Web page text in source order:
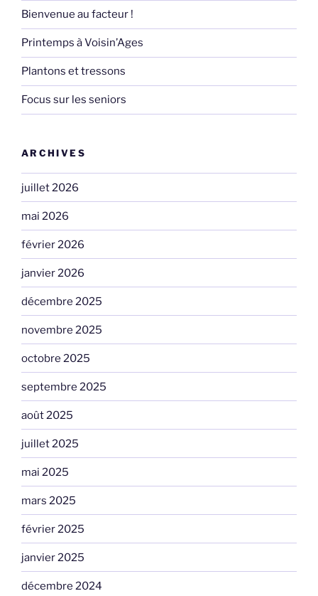
Bienvenue au facteur !
Printemps à Voisin’Ages
Plantons et tressons
Focus sur les seniors
ARCHIVES
juillet 2026
mai 2026
février 2026
janvier 2026
décembre 2025
novembre 2025
octobre 2025
septembre 2025
août 2025
juillet 2025
mai 2025
mars 2025
février 2025
janvier 2025
décembre 2024